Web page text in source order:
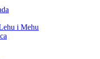
i Mehu